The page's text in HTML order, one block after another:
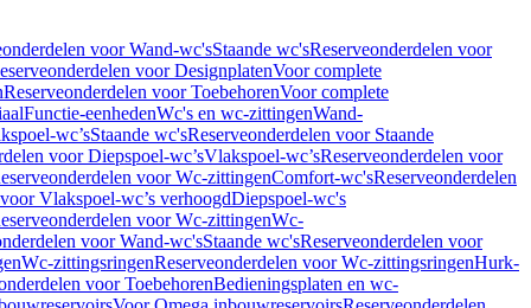
voor Wand-wc'sStaande wc'sReserveonderdelen voor
voor DesignplatenVoor complete
Reserveonderdelen voor ToebehorenVoor complete
Functie-eenhedenWc's en wc-zittingenWand-
wc’sStaande wc'sReserveonderdelen voor Staande
voor Diepspoel-wc’sVlakspoel-wc’sReserveonderdelen voor
voor Wc-zittingenComfort-wc'sReserveonderdelen
Vlakspoel-wc’s verhoogdDiepspoel-wc's
voor Wc-zittingenWc-
voor Wand-wc'sStaande wc'sReserveonderdelen voor
Wc-zittingsringenReserveonderdelen voor Wc-zittingsringenHurk-
voor ToebehorenBedieningsplaten en wc-